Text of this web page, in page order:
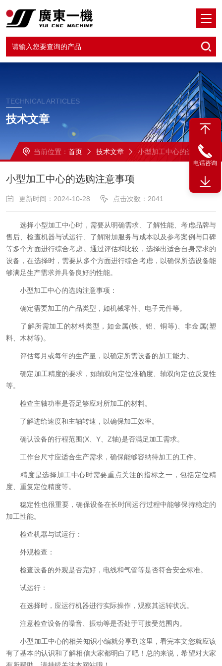
TECHNICAL ARTICLES
技术文章
当前位置： 首页 技术文章 小型加工中心的选购注意事项
小型加工中心的选购注意事项
更新时间：2024-10-28 点击次数：2041
选择小型加工中心时，需要从明确需求、了解性能、考虑品牌与
售后、检查机器与试运行、了解附加服务与成本以及参考案例与口碑
等多个方面进行综合考虑。通过评估和比较，选择出适合自身需求的
设备，在选择时，需要从多个方面进行综合考虑，以确保所选设备能
够满足生产需求并具备良好的性能。
小型加工中心的选购注意事项：
确定需要加工的产品类型，如机械零件、电子元件等。
了解所需加工的材料类型，如金属(铁、铝、铜等)、非金属(塑
料、木材等)。
评估每月或每年的生产量，以确定所需设备的加工能力。
确定加工精度的要求，如轴双向定位准确度、轴双向定位反复性
等。
检查主轴功率是否足够应对所加工的材料。
了解进给速度和主轴转速，以确保加工效率。
确认设备的行程范围(X、Y、Z轴)是否满足加工需求。
工作台尺寸应适合生产需求，确保能够容纳待加工的工件。
精度是选择加工中心时需要重点关注的指标之一，包括定位精
度、重复定位精度等。
稳定性也很重要，确保设备在长时间运行过程中能够保持稳定的
加工性能。
检查机器与试运行：
外观检查：
检查设备的外观是否完好，电线和气管等是否符合安全标准。
试运行：
在选择时，应运行机器进行实际操作，观察其运转状况。
注意检查设备的噪音、振动等是否处于可接受范围内。
小型加工中心的相关知识小编就分享到这里，看完本文您就应该
有了基本的认识和了解相信大家都明白了吧！总的来说，希望对大家
电话咨询